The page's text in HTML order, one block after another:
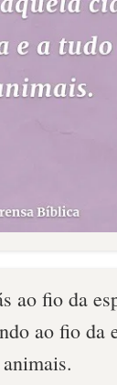
ao fio da
ao fio da